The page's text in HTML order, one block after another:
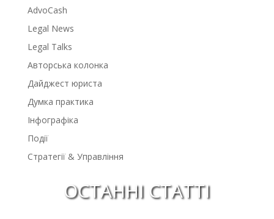
AdvoCash
Legal News
Legal Talks
Авторська колонка
Дайджест юриста
Думка практика
Інфографіка
Події
Стратегії & Управління
ОСТАННІ СТАТТІ